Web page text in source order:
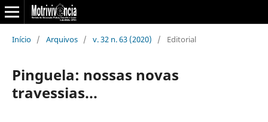
Início / Arquivos / v. 32 n. 63 (2020) / Editorial
Pinguela: nossas novas
travessias...